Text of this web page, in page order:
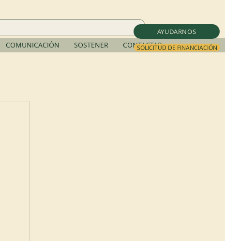
AYUDARNOS
SOLICITUD DE FINANCIACIÓN
COMUNICACIÓN SOSTENER CONTACTAR